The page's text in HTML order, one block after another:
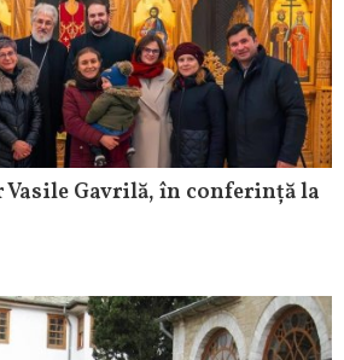
Gavrilă, în conferință la